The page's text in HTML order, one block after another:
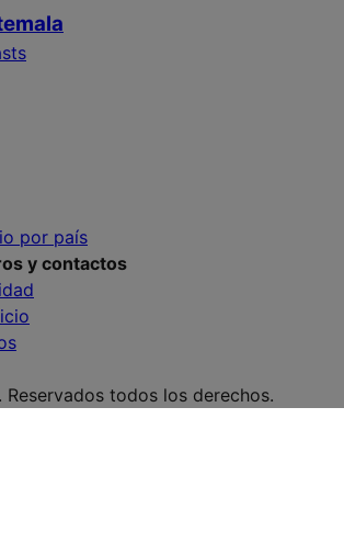
por país
y contactos
todos los derechos.